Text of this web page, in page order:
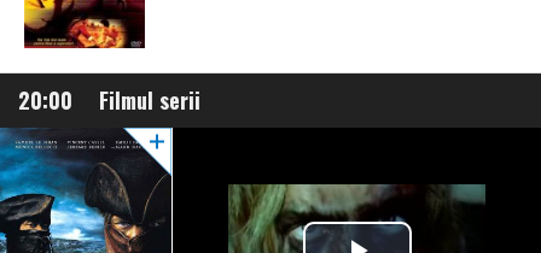
20:00 Filmul serii